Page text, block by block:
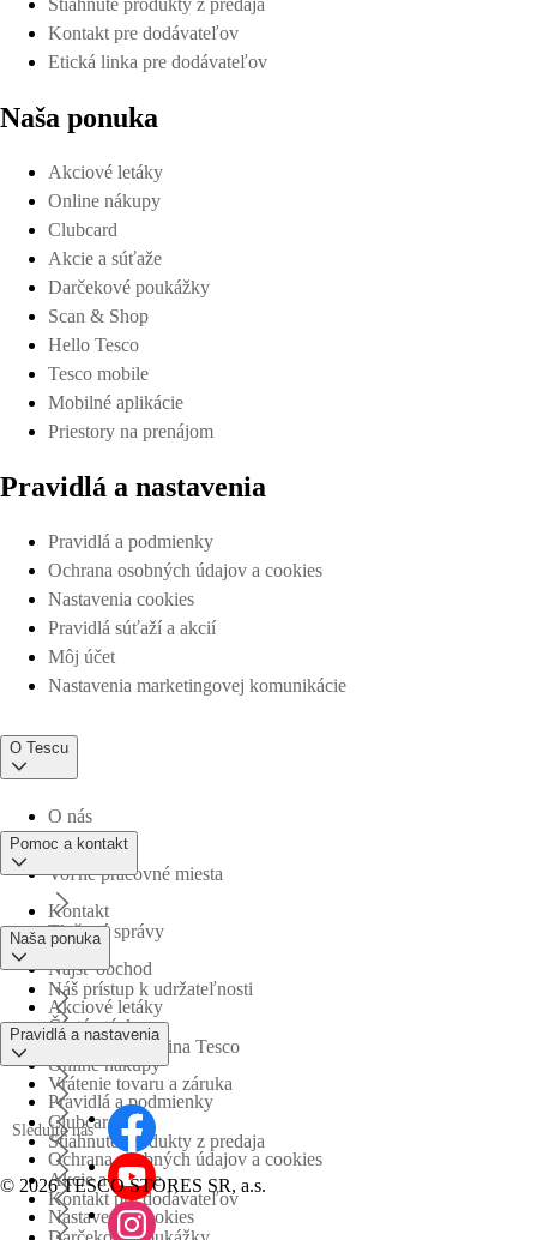
Stiahnuté produkty z predaja
Kontakt pre dodávateľov
Etická linka pre dodávateľov
Naša ponuka
Akciové letáky
Online nákupy
Clubcard
Akcie a súťaže
Darčekové poukážky
Scan & Shop
Hello Tesco
Tesco mobile
Mobilné aplikácie
Priestory na prenájom
Pravidlá a nastavenia
Pravidlá a podmienky
Ochrana osobných údajov a cookies
Nastavenia cookies
Pravidlá súťaží a akcií
Môj účet
Nastavenia marketingovej komunikácie
O Tescu
O nás
Voľné pracovné miesta
Tlačové správy
Náš prístup k udržateľnosti
Obchodná skupina Tesco
Pomoc a kontakt
Kontakt
Nájsť obchod
Časté otázky
Vrátenie tovaru a záruka
Stiahnuté produkty z predaja
Kontakt pre dodávateľov
Naša ponuka
Akciové letáky
Online nákupy
Clubcard
Akcie a súťaže
Pravidlá a nastavenia
Pravidlá a podmienky
Ochrana osobných údajov a cookies
Nastavenia cookies
Sledujte nás
© 2026 TESCO STORES SR, a.s.